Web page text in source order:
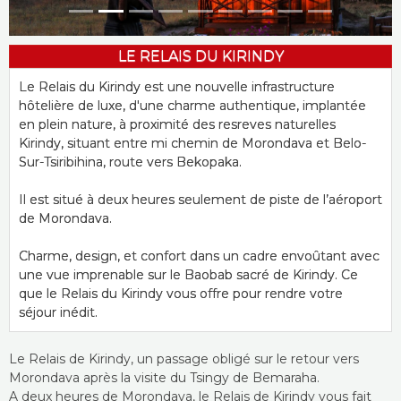
LE RELAIS DU KIRINDY
Le Relais du Kirindy est une nouvelle infrastructure
hôtelière de luxe, d'une charme authentique, implantée
en plein nature, à proximité des resreves naturelles
Kirindy, situant entre mi chemin de Morondava et Belo-
Sur-Tsiribihina, route vers Bekopaka.
Il est situé à deux heures seulement de piste de l’aéroport
de Morondava.
Charme, design, et confort dans un cadre envoûtant avec
une vue imprenable sur le Baobab sacré de Kirindy. Ce
que le Relais du Kirindy vous offre pour rendre votre
séjour inédit.
Le Relais de Kirindy, un passage obligé sur le retour vers
Morondava après la visite du Tsingy de Bemaraha.
A deux heures de Morondava, le Relais de Kirindy vous fait